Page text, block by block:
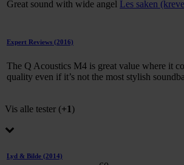
Great sound with wide angel Les saken
Expert Reviews (2016)
The Q Acoustics M4 is great value where it
quality even if it’s not the most stylish
Vis alle tester (+1 )
Lyd & Bilde (2014)